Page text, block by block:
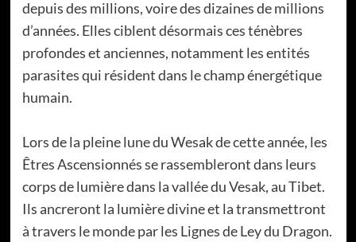
depuis des millions, voire des dizaines de millions
d’années. Elles ciblent désormais ces ténèbres
profondes et anciennes, notamment les entités
parasites qui résident dans le champ énergétique
humain.
Lors de la pleine lune du Wesak de cette année, les
Êtres Ascensionnés se rassembleront dans leurs
corps de lumière dans la vallée du Vesak, au Tibet.
Ils ancreront la lumière divine et la transmettront
à travers le monde par les Lignes de Ley du Dragon.